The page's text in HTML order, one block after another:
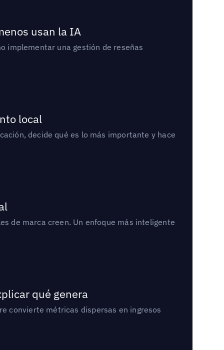
usan la IA
implementar una gestión de reseñas
local
decide qué es lo más importante y hace
de marca creen. Un enfoque más inteligente
qué genera
convierte métricas dispersas en ingresos